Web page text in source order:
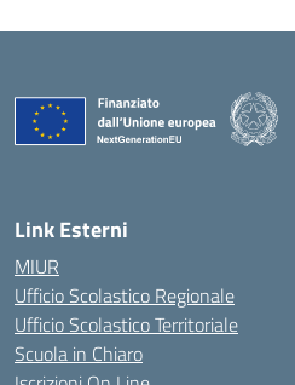
Link Esterni
MIUR
Ufficio Scolastico Regionale
Ufficio Scolastico Territoriale
Scuola in Chiaro